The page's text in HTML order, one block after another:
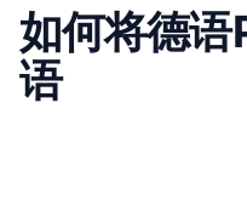
如何将德语
语